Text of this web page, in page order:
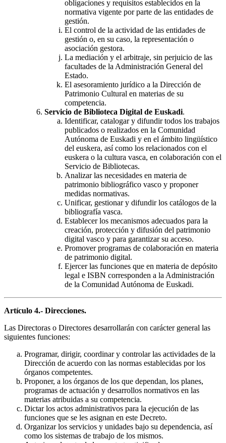
obligaciones y requisitos establecidos en la
normativa vigente por parte de las entidades de
gestión.
El control de la actividad de las entidades de
gestión o, en su caso, la representación o
asociación gestora.
La mediación y el arbitraje, sin perjuicio de las
facultades de la Administración General del
Estado.
El asesoramiento jurídico a la Dirección de
Patrimonio Cultural en materias de su
competencia.
Servicio de Biblioteca Digital de Euskadi.
Identificar, catalogar y difundir todos los trabajos
publicados o realizados en la Comunidad
Autónoma de Euskadi y en el ámbito lingüístico
del euskera, así como los relacionados con el
euskera o la cultura vasca, en colaboración con el
Servicio de Bibliotecas.
Analizar las necesidades en materia de
patrimonio bibliográfico vasco y proponer
medidas normativas.
Unificar, gestionar y difundir los catálogos de la
bibliografía vasca.
Establecer los mecanismos adecuados para la
creación, protección y difusión del patrimonio
digital vasco y para garantizar su acceso.
Promover programas de colaboración en materia
de patrimonio digital.
Ejercer las funciones que en materia de depósito
legal e ISBN corresponden a la Administración
de la Comunidad Autónoma de Euskadi.
Artículo 4.- Direcciones.
Las Directoras o Directores desarrollarán con carácter general las
siguientes funciones:
Programar, dirigir, coordinar y controlar las actividades de la
Dirección de acuerdo con las normas establecidas por los
órganos competentes.
Proponer, a los órganos de los que dependan, los planes,
programas de actuación y desarrollos normativos en las
materias atribuidas a su competencia.
Dictar los actos administrativos para la ejecución de las
funciones que se les asignan en este Decreto.
Organizar los servicios y unidades bajo su dependencia, así
como los sistemas de trabajo de los mismos.